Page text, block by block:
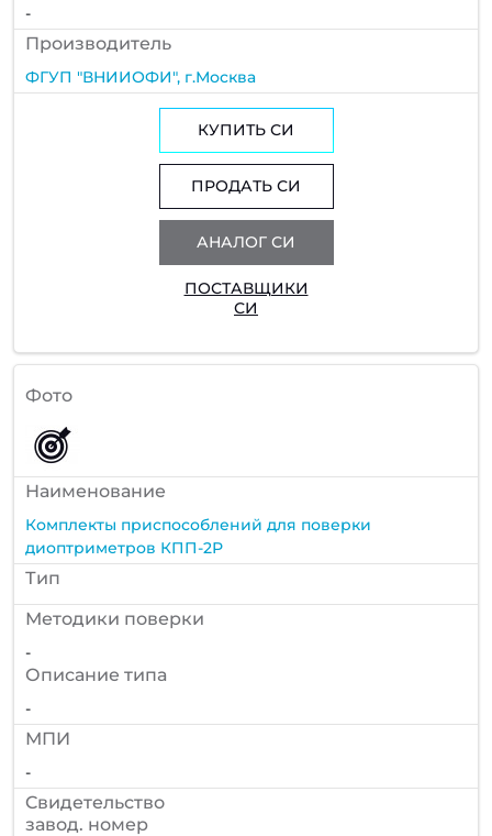
-
Производитель
ФГУП "ВНИИОФИ", г.Москва
КУПИТЬ СИ
ПРОДАТЬ СИ
АНАЛОГ СИ
ПОСТАВЩИКИ
СИ
Фото
Наименование
Комплекты приспособлений для поверки
диоптриметров КПП-2Р
Тип
Методики поверки
-
Описание типа
-
МПИ
-
Cвидетельство
завод. номер